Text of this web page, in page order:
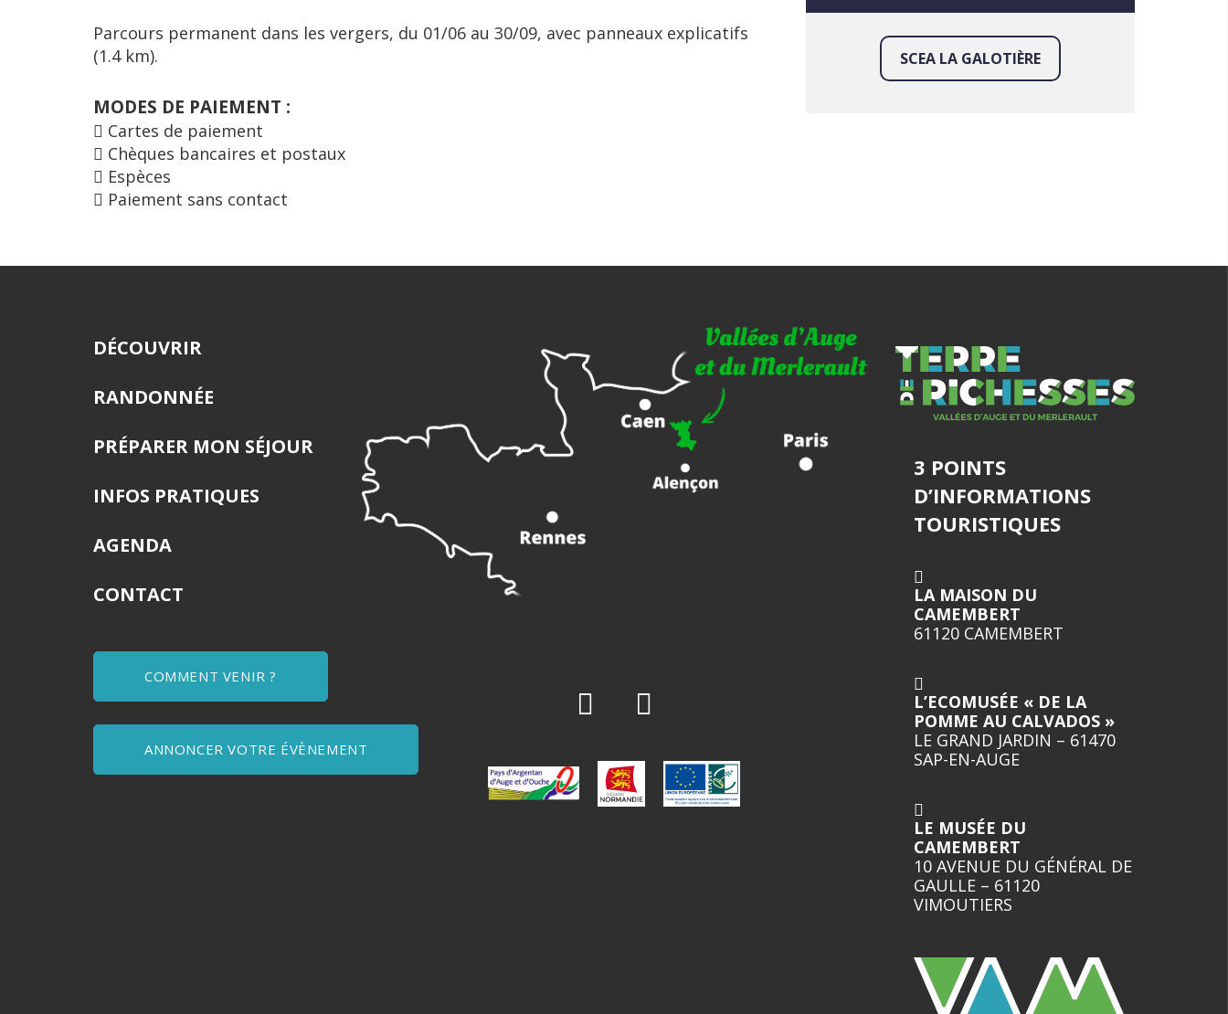
Parcours permanent dans les vergers, du 01/06 au 30/09, avec panneaux explicatifs
(1.4 km).
MODES DE PAIEMENT :
Cartes de paiement
Chèques bancaires et postaux
Espèces
Paiement sans contact
SCEA LA GALOTIÈRE
DÉCOUVRIR
RANDONNÉE
PRÉPARER MON SÉJOUR
INFOS PRATIQUES
AGENDA
CONTACT
COMMENT VENIR ?
ANNONCER VOTRE ÉVÈNEMENT
3 POINTS
D’INFORMATIONS
TOURISTIQUES
LA MAISON DU
CAMEMBERT
61120 CAMEMBERT
L’ECOMUSÉE « DE LA
POMME AU CALVADOS »
LE GRAND JARDIN – 61470
SAP-EN-AUGE
LE MUSÉE DU
CAMEMBERT
10 AVENUE DU GÉNÉRAL DE
GAULLE – 61120
VIMOUTIERS